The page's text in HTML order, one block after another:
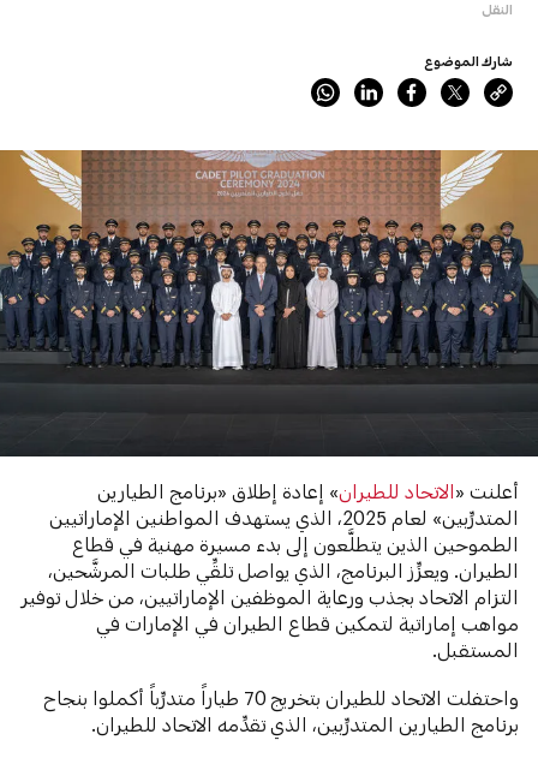
النقل
شارك الموضوع
أعلنت «الاتحاد للطيران» إعادة إطلاق «برنامج الطيارين
المتدرِّبين» لعام 2025، الذي يستهدف المواطنين الإماراتيين
الطموحين الذين يتطلَّعون إلى بدء مسيرة مهنية في قطاع
الطيران. ويعزِّز البرنامج، الذي يواصل تلقِّي طلبات المرشَّحين،
التزام الاتحاد بجذب ورعاية الموظفين الإماراتيين، من خلال توفير
مواهب إماراتية لتمكين قطاع الطيران في الإمارات في
المستقبل.
واحتفلت الاتحاد للطيران بتخريج 70 طياراً متدرِّباً أكملوا بنجاح
برنامج الطيارين المتدرِّبين، الذي تقدِّمه الاتحاد للطيران.